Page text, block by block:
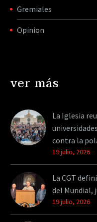
Gremiales
Opinion
ver más
La Iglesia
contra la
19 julio, 2026
La CGT
del Mundial,
19 julio, 2026